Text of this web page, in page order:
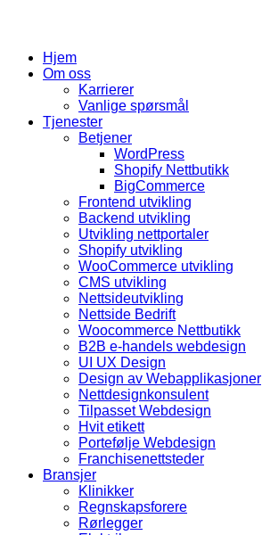
Hjem
Om oss
Karrierer
Vanlige spørsmål
Tjenester
Betjener
WordPress
Shopify Nettbutikk
BigCommerce
Frontend utvikling
Backend utvikling
Utvikling nettportaler
Shopify utvikling
WooCommerce utvikling
CMS utvikling
Nettsideutvikling
Nettside Bedrift
Woocommerce Nettbutikk
B2B e-handels webdesign
UI UX Design
Design av Webapplikasjoner
Nettdesignkonsulent
Tilpasset Webdesign
Hvit etikett
Portefølje Webdesign
Franchisenettsteder
Bransjer
Klinikker
Regnskapsforere
Rørlegger